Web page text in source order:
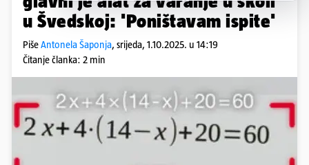
u Švedskoj: 'Poništavam ispite'
PišeAntonela Šaponja, srijeda, 1.10.2025. u 14:19
Čitanje članka: 2 min